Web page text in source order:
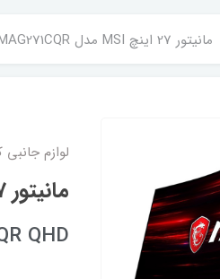
مانیتور 27 اینچ MSI مدل MAG271CQR
لوازم جانبی
مانیتور 27 اینچ MSI مدل MAG271CQR
QHD